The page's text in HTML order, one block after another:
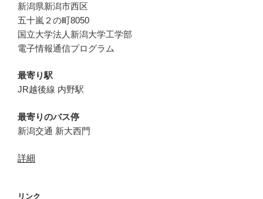
新潟県新潟市西区
五十嵐２の町8050
国立大学法人新潟大学工学部
電子情報通信プログラム
最寄り駅
JR越後線 内野駅
最寄りのバス停
新潟交通 新大西門
詳細
リンク